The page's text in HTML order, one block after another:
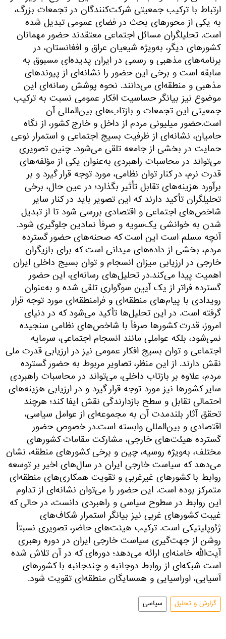
ارتباط با ترکیب جمعیتی شرکت‌کنندگان در تجمعات بزرگ،
به یکی از محورهای بحث در فضای عمومی تبدیل شده
است. تحلیلگران مسائل اجتماعی معتقدند حضور مهمانان
کشورهای دیگر، به‌ویژه شیعیان عراق و افغانستان، در
برنامه‌های مذهبی و رسمی در ایران پدیده‌ای مسبوق به
سابقه است و برخی این حضور را نشانه‌ای از پیوندهای
مذهبی و منطقه‌ای می‌دانند. نحوه پوشش رسانه‌ای این
موضوع نیز بیانگر حساسیت افکار عمومی نسبت به ترکیب
جمعیتی این تجمعات و بازتاب‌های بین‌المللی آن
است.حضور میلیونی مردم از داخل و خارج کشور، از نگاه
حامیان، نشانه‌ای از ظرفیت بسیج اجتماعی و استمرار نوعی
حمایت در بخشی از جامعه تلقی می‌شود. چنین تصویری
می‌تواند در محاسبات راهبردی به‌عنوان یکی از مؤلفه‌های
قدرت نرم، در کنار توان نظامی، مورد توجه قرار گیرد و بر
برآورد هزینه‌های تقابل تأثیر بگذارد؛ در عین حال، برخی
تحلیلگران تأکید دارند که این تصویر باید در کنار سایر
شاخص‌های اجتماعی و اقتصادی بررسی شود تا از تبدیل
شدن به خوانشی یک‌سویه و صرفاً نمادین جلوگیری شود.
آنچه مسلم است این است که صحنه‌های حضور گسترده
مردم، بخشی از داده‌های میدانی است که برای بازیگران
خارجی در ارزیابی میزان انسجام و توان بسیج داخلی ایران
اهمیت پیدا می‌کند.در تحلیل‌های رسانه‌ای، این حضور
گسترده فراتر از یک آیین سوگواری تلقی شده و به‌عنوان
رویدادی با پیام‌های منطقه‌ای و فرامنطقه‌ای مورد توجه قرار
گرفته است. در این تحلیل‌ها تأکید می‌شود که در دنیای
امروز، قدرت کشورها صرفاً با شاخص‌های نظامی سنجیده
نمی‌شود، بلکه عواملی مانند انسجام اجتماعی، سرمایه
اجتماعی و توان بسیج افکار عمومی نیز در ارزیابی قدرت ملی
نقش دارند. از این منظر، تصاویر مربوط به حضور گسترده
مردم، علاوه بر بازتاب داخلی، می‌تواند در محاسبات راهبردی
سایر کشورها نیز مورد توجه قرار گیرد و در ارزیابی هزینه‌های
احتمالی تقابل و سطح بازدارندگی نقش ایفا کند؛ هرچند
تحقق آثار بلندمدت آن به مجموعه‌ای از عوامل سیاسی،
اقتصادی و بین‌المللی وابسته است.در خصوص حضور
گسترده هیئت‌های خارجی، مشارکت مقامات کشورهای
مختلف، به‌ویژه روسیه، چین و برخی کشورهای منطقه، نشان
می‌دهد که سیاست خارجی ایران در سال‌های اخیر بر توسعه
روابط با کشورهای غیرغربی و تقویت همکاری‌های منطقه‌ای
متمرکز بوده است. این حضور را می‌توان نشانه‌ای از تداوم
این روابط در سطوح سیاسی و راهبردی دانست، در حالی که
غیبت کشورهای غربی نیز بیانگر استمرار شکاف‌های
ژئوپلیتیکی است. ترکیب هیئت‌های حاضر، تصویری نسبتاً
روشن از جهت‌گیری سیاست خارجی ایران در دوره رهبری
آیت‌الله خامنه‌ای ارائه می‌دهد؛ دوره‌ای که در آن تلاش شده
است شبکه‌ای از روابط دوجانبه و چندجانبه با کشورهای
آسیایی، اوراسیایی و همسایگان منطقه‌ای تقویت شود.
گزارش و تحلیل سیاسی